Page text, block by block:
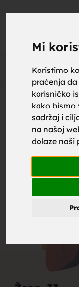
Mi
Koristimo
praćenja
korisničko
kako bismo
sadržaj i
na našoj
dolaze naši